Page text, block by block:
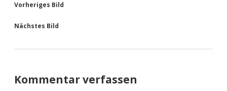
Vorheriges Bild
Nächstes Bild
Kommentar verfassen